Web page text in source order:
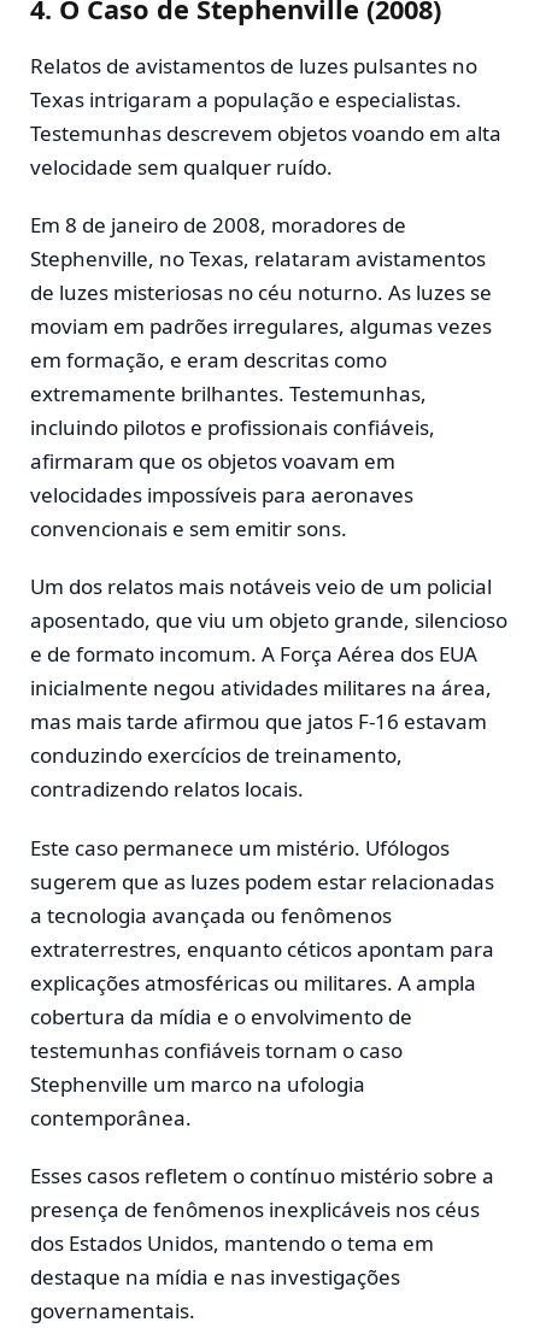
4. O Caso de Stephenville (2008)
Relatos de avistamentos de luzes pulsantes no
Texas intrigaram a população e especialistas.
Testemunhas descrevem objetos voando em alta
velocidade sem qualquer ruído.
Em 8 de janeiro de 2008, moradores de
Stephenville, no Texas, relataram avistamentos
de luzes misteriosas no céu noturno. As luzes se
moviam em padrões irregulares, algumas vezes
em formação, e eram descritas como
extremamente brilhantes. Testemunhas,
incluindo pilotos e profissionais confiáveis,
afirmaram que os objetos voavam em
velocidades impossíveis para aeronaves
convencionais e sem emitir sons.
Um dos relatos mais notáveis veio de um policial
aposentado, que viu um objeto grande, silencioso
e de formato incomum. A Força Aérea dos EUA
inicialmente negou atividades militares na área,
mas mais tarde afirmou que jatos F-16 estavam
conduzindo exercícios de treinamento,
contradizendo relatos locais.
Este caso permanece um mistério. Ufólogos
sugerem que as luzes podem estar relacionadas
a tecnologia avançada ou fenômenos
extraterrestres, enquanto céticos apontam para
explicações atmosféricas ou militares. A ampla
cobertura da mídia e o envolvimento de
testemunhas confiáveis tornam o caso
Stephenville um marco na ufologia
contemporânea.
Esses casos refletem o contínuo mistério sobre a
presença de fenômenos inexplicáveis nos céus
dos Estados Unidos, mantendo o tema em
destaque na mídia e nas investigações
governamentais.